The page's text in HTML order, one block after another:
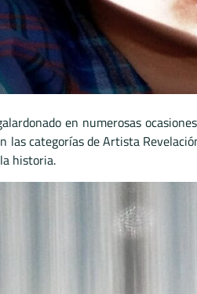
en numerosas
las categorías de Artista
historia.